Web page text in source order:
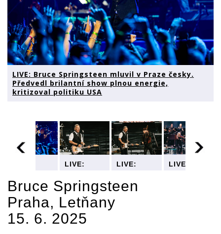
LIVE: Bruce Springsteen mluvil v Praze česky.
Předvedl brilantní show plnou energie,
kritizoval politiku USA
Springsteen
mluvil v
Praze
česky.
Předvedl
brilantní
LIVE:
Springsteen
mluvil v
Praze
česky.
Předvedl
brilantní
LIVE:
Springsteen
mluvil v
LIVE:
Bruce Springsteen
Praha, Letňany
15. 6. 2025